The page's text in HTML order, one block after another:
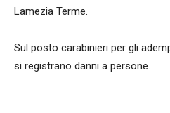
Lamezia Terme.
Sul posto carabinieri per gli
si registrano danni a persone.